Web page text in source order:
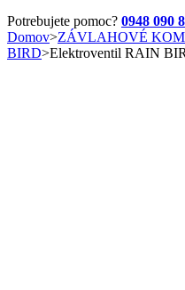
Potrebujete pomoc? 0948 090
Domov>ZÁVLAHOVÉ
BIRD>Elektroventil RAIN